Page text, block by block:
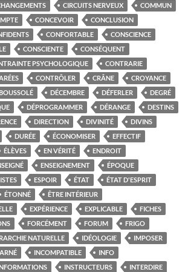
CIRCUITS NERVEUX
COMMUN
CONCEVOIR
CONCLUSION
CONFORTABLE
CONSCIENCE
CONSCIENTE
CONSÉQUENT
PSYCHOLOGIQUE
CONTRARIE
CONTRÔLER CRÂNE
CROYANCE
DÉCEMBRE DÉFERLER
DEGRÉ
DÉPROGRAMMER DÉRANGE
DESTINS
DIRECTION DIVINITÉ
DIVINS
DURÉE ÉCONOMISER
EFFECTIF
ÉLÈVES EN VÉRITÉ
ENDROIT
ENSEIGNEMENT
ÉPOQUE
ESPOIR ÉTAT
ÉTAT D'ESPRIT
ÉTONNÉ
ÊTRE INTÉRIEUR
EXPÉRIENCE EXPLICABLE
FICHES
FORCÉMENT FORUM
FRIGO
NATURELLE IDÉOLOGIE
IMPOSER
INCOMPATIBLE
INFO
INSTRUCTEURS
INTERDIRE